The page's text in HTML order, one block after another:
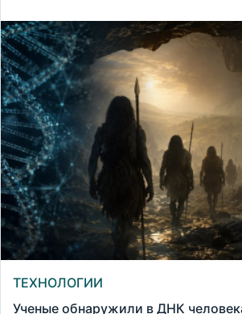
ТЕХНОЛОГИИ
Ученые обнаружили в ДНК